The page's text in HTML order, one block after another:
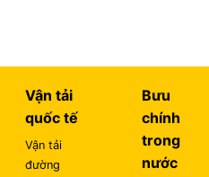
Vận tải
quốc tế
Vận tải
đường
Bưu
chính
trong
nước